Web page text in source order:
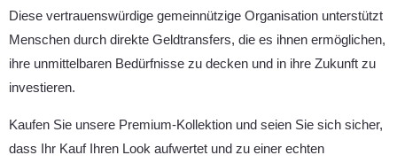
Diese vertrauenswürdige gemeinnützige Organisation unterstützt
Menschen durch direkte Geldtransfers, die es ihnen ermöglichen,
ihre unmittelbaren Bedürfnisse zu decken und in ihre Zukunft zu
investieren.
Kaufen Sie unsere Premium-Kollektion und seien Sie sich sicher,
dass Ihr Kauf Ihren Look aufwertet und zu einer echten